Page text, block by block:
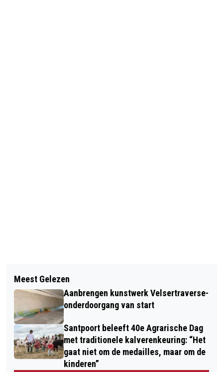
GRATIS VITALITEITSCHECK VOOR
SENIOREN: ‘EEN OCHTEND VOL
VITALITEIT’
TWEE BEVERWIJKERS AANGEHOUDEN
IN ONDERZOEK NAAR ONLINE FRAUDE,
OPLICHTING EN WITWASSEN
Meest Gelezen
Aanbrengen kunstwerk Velsertraverse-
onderdoorgang van start
Santpoort beleeft 40e Agrarische Dag
met traditionele kalverenkeuring: “Het
gaat niet om de medailles, maar om de
kinderen”